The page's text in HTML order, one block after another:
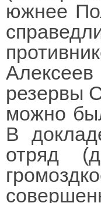
южнее
резервы
можно
В
отряд